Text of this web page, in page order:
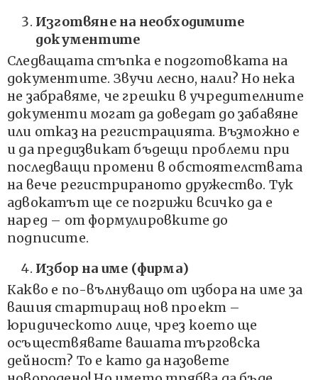
Изготвяне на необходимите
документите
Следващата стъпка е подготовката на
документите. Звучи лесно, нали? Но нека
не забравяме, че грешки в учредителните
документи могат да доведат до забавяне
или отказ на регистрацията. Възможно е
и да предизвикат бъдещи проблеми при
последващи промени в обстоятелствата
на вече регистрираното дружество. Тук
адвокатът ще се погрижи всичко да е
наред – от формулировките до
подписите.
Избор на име (фирма)
Какво е по-вълнуващо от избора на име за
вашия стартиращ нов проект –
юридическото лице, чрез което ще
осъществявате вашата търговска
дейност? То е като да назовете